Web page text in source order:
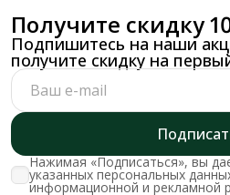
Получите скидку
Подпишитесь на наши
получите скидку на
Нажимая «Подписаться», вы
указанных персональных
информационной и рекламной